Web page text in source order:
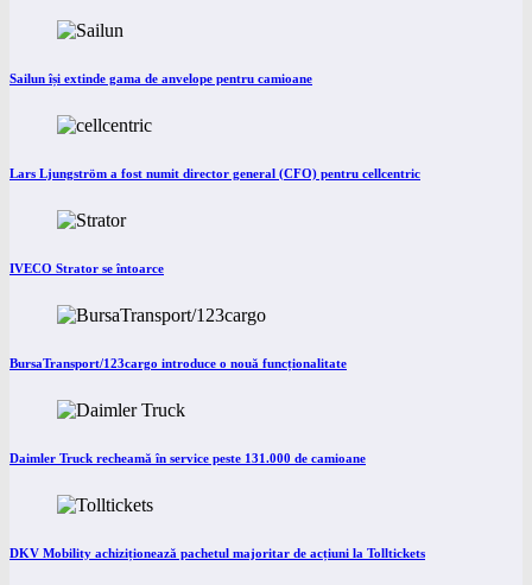
Sailun își extinde gama de anvelope pentru camioane
Lars Ljungström a fost numit director general (CFO) pentru cellcentric
IVECO Strator se întoarce
BursaTransport/123cargo introduce o nouă funcționalitate
Daimler Truck recheamă în service peste 131.000 de camioane
DKV Mobility achiziționează pachetul majoritar de acțiuni la Tolltickets